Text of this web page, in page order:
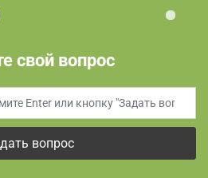
свой вопрос
вопрос